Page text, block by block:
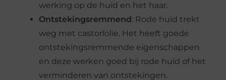
werking op de huid en het haar.
Ontstekingsremmend : Rode huid trekt
weg met castorlolie. Het heeft goede
ontstekingsremmende eigenschappen
en deze werken goed bij rode huid of het
verminderen van ontstekingen.